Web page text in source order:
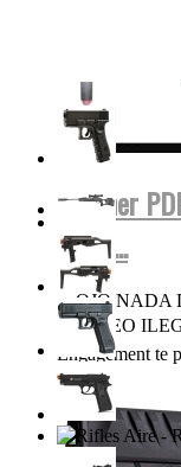
Walther
miras...
OJO NADA
FOGUEO
Engagement te